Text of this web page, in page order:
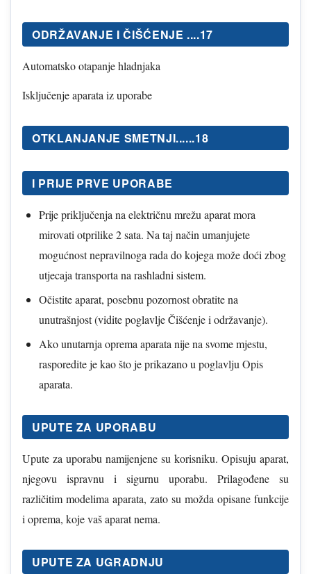
ODRŽAVANJE I ČIŠĆENJE ....17
Automatsko otapanje hladnjaka
Isključenje aparata iz uporabe
OTKLANJANJE SMETNJI......18
I PRIJE PRVE UPORABE
Prije priključenja na električnu mrežu aparat mora
mirovati otprilike 2 sata. Na taj način umanjujete
mogućnost nepravilnoga rada do kojega može doći zbog
utjecaja transporta na rashladni sistem.
Očistite aparat, posebnu pozornost obratite na
unutrašnjost (vidite poglavlje Čišćenje i održavanje).
Ako unutarnja oprema aparata nije na svome mjestu,
rasporedite je kao što je prikazano u poglavlju Opis
aparata.
UPUTE ZA UPORABU
Upute za uporabu namijenjene su korisniku. Opisuju aparat,
njegovu ispravnu i sigurnu uporabu. Prilagođene su
različitim modelima aparata, zato su možda opisane funkcije
i oprema, koje vaš aparat nema.
UPUTE ZA UGRADNJU